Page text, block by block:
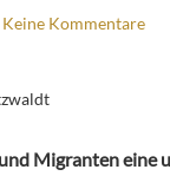
Keine Kommentare
Migranten eine